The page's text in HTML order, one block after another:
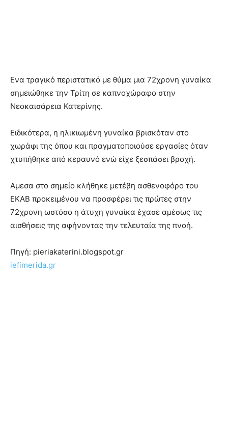
Ενα τραγικό περιστατικό με θύμα μια 72χρονη γυναίκα
σημειώθηκε την Τρίτη σε καπνοχώραφο στην
Νεοκαισάρεια Κατερίνης.
Ειδικότερα, η ηλικιωμένη γυναίκα βρισκόταν στο
χωράφι της όπου και πραγματοποιούσε εργασίες όταν
χτυπήθηκε από κεραυνό ενώ είχε ξεσπάσει βροχή.
Aμεσα στο σημείο κλήθηκε μετέβη ασθενοφόρο του
ΕΚΑΒ προκειμένου να προσφέρει τις πρώτες στην
72χρονη ωστόσο η άτυχη γυναίκα έχασε αμέσως τις
αισθήσεις της αφήνοντας την τελευταία της πνοή.
Πηγή: pieriakaterini.blogspot.gr
iefimerida.gr